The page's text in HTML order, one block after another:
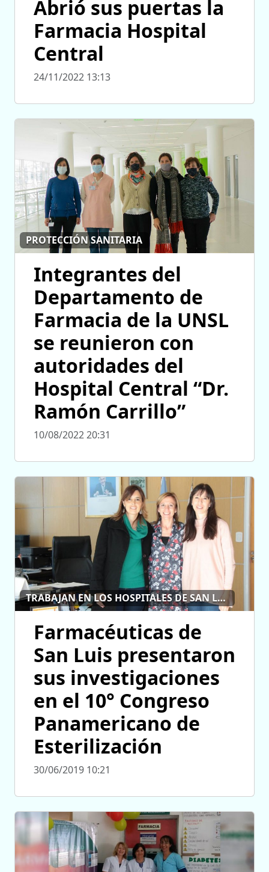
Abrió sus puertas la
Farmacia Hospital
Central
24/11/2022 13:13
PROTECCIÓN SANITARIA
Integrantes del
Departamento de
Farmacia de la UNSL
se reunieron con
autoridades del
Hospital Central “Dr.
Ramón Carrillo”
10/08/2022 20:31
TRABAJAN EN LOS HOSPITALES DE SAN LUIS Y LA PUNTA
Farmacéuticas de
San Luis presentaron
sus investigaciones
en el 10° Congreso
Panamericano de
Esterilización
30/06/2019 10:21